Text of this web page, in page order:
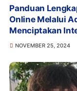
Panduan
Online Melalui
Menciptakan
NOVEMBER 25, 2024